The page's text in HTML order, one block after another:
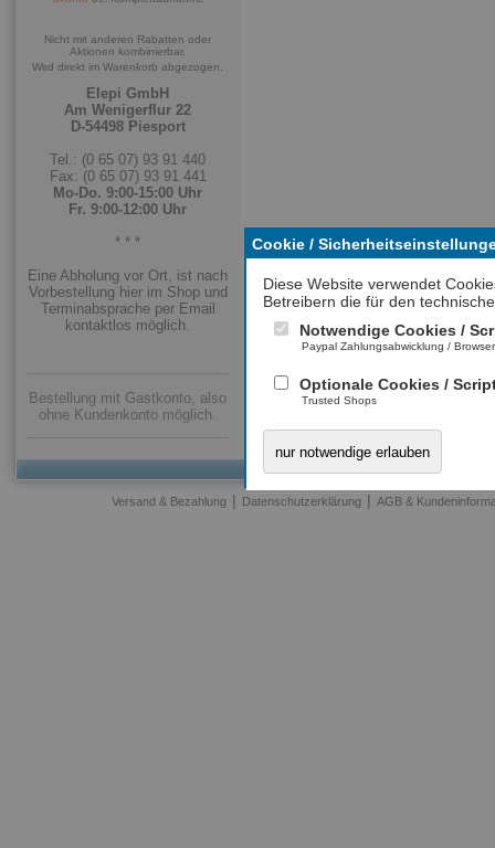
Cookie /
Diese Website verwendet
Betreibern die für den
Notwendige Cookies /
Paypal Zahlungsabwicklung /
Optionale Cookies /
Trusted Shops
nur notwendige erlauben
Nicht mit anderen Rabatten oder
Aktionen kombinierbar.
Wird direkt im Warenkorb abgezogen.
Elepi GmbH
Am Wenigerflur 22
D-54498 Piesport
Tel.: (0 65 07) 93 91 440
Fax: (0 65 07) 93 91 441
Mo-Do. 9:00-15:00 Uhr
Fr. 9:00-12:00 Uhr
* * *
Eine Abholung vor Ort, ist nach
Vorbestellung hier im Shop und
Terminabsprache per Email
kontaktlos möglich.
Bestellung mit Gastkonto, also
ohne Kundenkonto möglich.
Versand & Bezahlung | Datenschutzerklärung | AGB &